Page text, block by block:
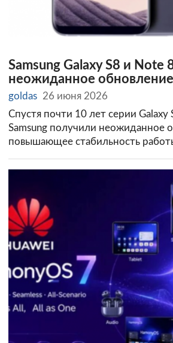
Samsung Galaxy S8 и Note
неожиданное
goldas 26 июня 2026
Спустя почти 10 лет серии Galaxy
Samsung получили неожиданное
повышающее стабильность